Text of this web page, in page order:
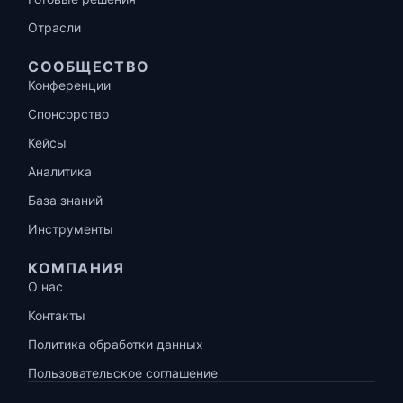
Отрасли
СООБЩЕСТВО
Конференции
Спонсорство
Кейсы
Аналитика
База знаний
Инструменты
КОМПАНИЯ
О нас
Контакты
Политика обработки данных
Пользовательское соглашение